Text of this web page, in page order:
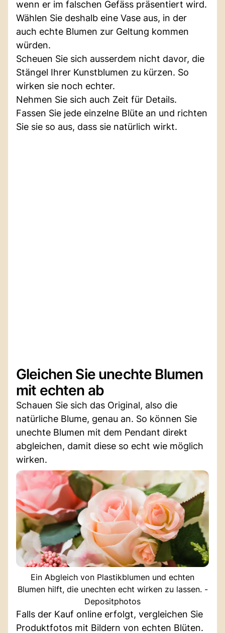
wenn er im falschen Gefäss präsentiert wird.
Wählen Sie deshalb eine Vase aus, in der
auch echte Blumen zur Geltung kommen
würden.
Scheuen Sie sich ausserdem nicht davor, die
Stängel Ihrer Kunstblumen zu kürzen. So
wirken sie noch echter.
Nehmen Sie sich auch Zeit für Details.
Fassen Sie jede einzelne Blüte an und richten
Sie sie so aus, dass sie natürlich wirkt.
Gleichen Sie unechte Blumen
mit echten ab
Schauen Sie sich das Original, also die
natürliche Blume, genau an. So können Sie
unechte Blumen mit dem Pendant direkt
abgleichen, damit diese so echt wie möglich
wirken.
Ein Abgleich von Plastikblumen und echten
Blumen hilft, die unechten echt wirken zu lassen. -
Depositphotos
Falls der Kauf online erfolgt, vergleichen Sie
Produktfotos mit Bildern von echten Blüten.